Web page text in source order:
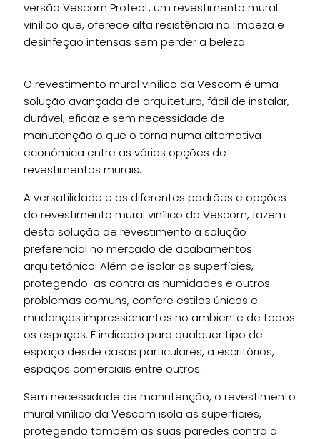
versão Vescom Protect, um revestimento mural
vinílico que, oferece alta resistência na limpeza e
desinfeção intensas sem perder a beleza.
O revestimento mural vinílico da Vescom é uma
solução avançada de arquitetura, fácil de instalar,
durável, eficaz e sem necessidade de
manutenção o que o torna numa alternativa
económica entre as várias opções de
revestimentos murais.
A versatilidade e os diferentes padrões e opções
do revestimento mural vinílico da Vescom, fazem
desta solução de revestimento a solução
preferencial no mercado de acabamentos
arquitetónico! Além de isolar as superfícies,
protegendo-as contra as humidades e outros
problemas comuns, confere estilos únicos e
mudanças impressionantes no ambiente de todos
os espaços. É indicado para qualquer tipo de
espaço desde casas particulares, a escritórios,
espaços comerciais entre outros.
Sem necessidade de manutenção, o revestimento
mural vinílico da Vescom isola as superfícies,
protegendo também as suas paredes contra a